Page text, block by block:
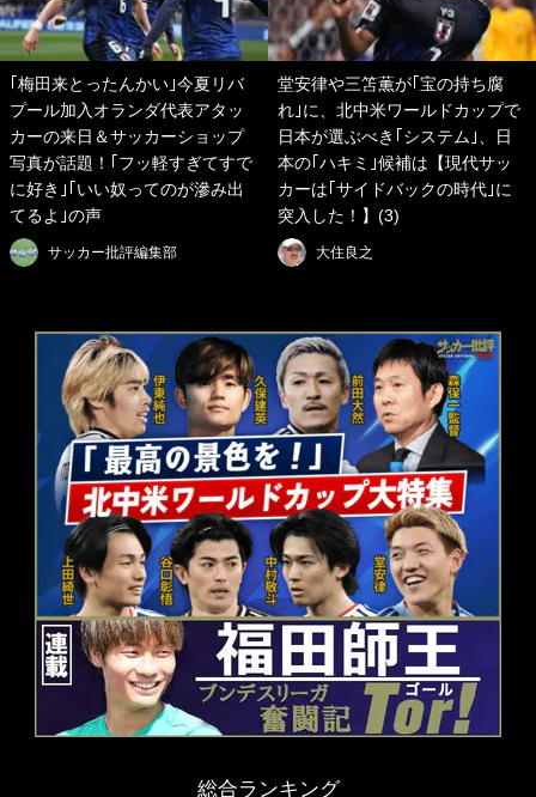
｢梅田来とったんかい｣今夏リバ
プール加入オランダ代表アタッ
カーの来日＆サッカーショップ
写真が話題！｢フッ軽すぎてすで
に好き｣｢いい奴ってのが滲み出
てるよ｣の声
サッカー批評編集部
堂安律や三笘薫が｢宝の持ち腐
れ｣に、北中米ワールドカップで
日本が選ぶべき｢システム｣、日
本の｢ハキミ｣候補は【現代サッ
カーは｢サイドバックの時代｣に
突入した！】(3)
大住良之
総合ランキング